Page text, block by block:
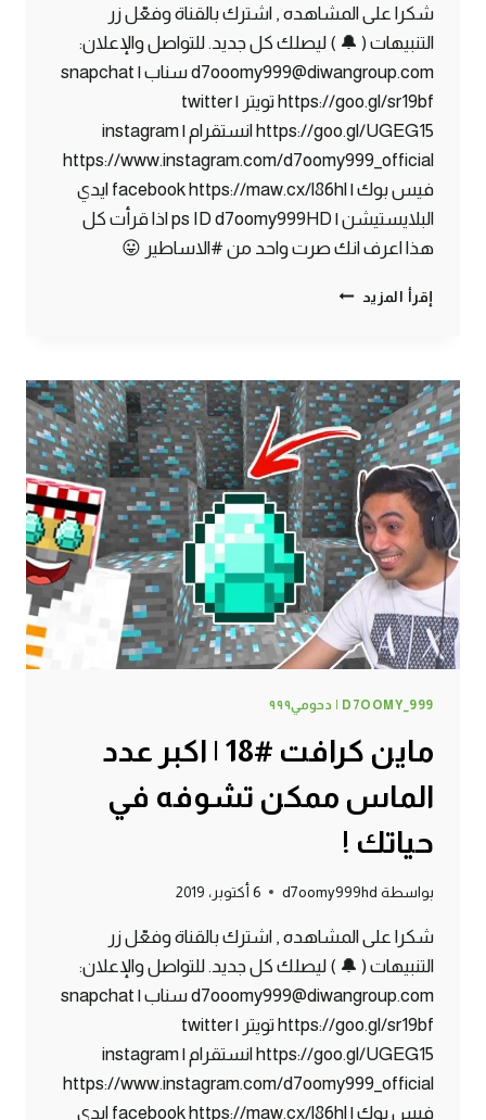
شكرا على المشاهده , اشترك بالقناة وفعّل زر
التنبيهات ( 🔔 ) ليصلك كل جديد. للتواصل والإعلان:
d7ooomy999@diwangroup.com سناب | snapchat
https://goo.gl/sr19bf تويتر | twitter
https://goo.gl/UGEG15 انستقرام | instagram
https://www.instagram.com/d7oomy999_official
فيس بوك | facebook https://maw.cx/l86hl ايدي
البلايستيشن | ps ID d7oomy999HD اذا قرأت كل
هذا اعرف انك صرت واحد من #الاساطير 😛
إقرأ المزيد ماين
اخيراً
لقيت
القرية
النادرة
في
الصحراء
!
D7OOMY_999 | دحومي٩٩٩
ماين كرافت #18 | اكبر عدد
الماس ممكن تشوفه في
حياتك !
بواسطة d7oomy999hd 6 أكتوبر، 2019
شكرا على المشاهده , اشترك بالقناة وفعّل زر
التنبيهات ( 🔔 ) ليصلك كل جديد. للتواصل والإعلان:
d7ooomy999@diwangroup.com سناب | snapchat
https://goo.gl/sr19bf تويتر | twitter
https://goo.gl/UGEG15 انستقرام | instagram
https://www.instagram.com/d7oomy999_official
فيس بوك | facebook https://maw.cx/l86hl ايدي